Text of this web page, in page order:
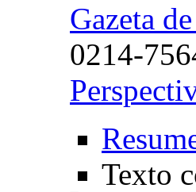
Gazeta
0214-
Texto